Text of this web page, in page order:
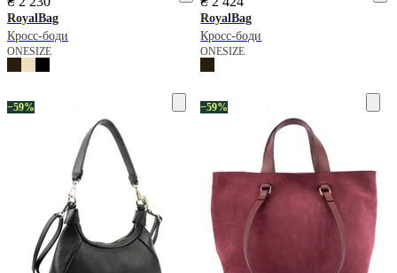
RoyalBag
Кросс-боди
ONESIZE
RoyalBag
Кросс-боди
ONESIZE
−59% −59%